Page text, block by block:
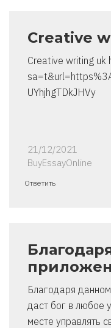
Creative
Creative writing uk
UYhjhgTDkJHVy
21/12/2021
BuyEssayOnline
Ответить
Благодаря
даст бог в любое
месте управлять